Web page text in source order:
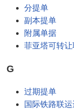
分提单
副本提单
附属单据
菲亚塔可转
G
过期提单
国际铁路联